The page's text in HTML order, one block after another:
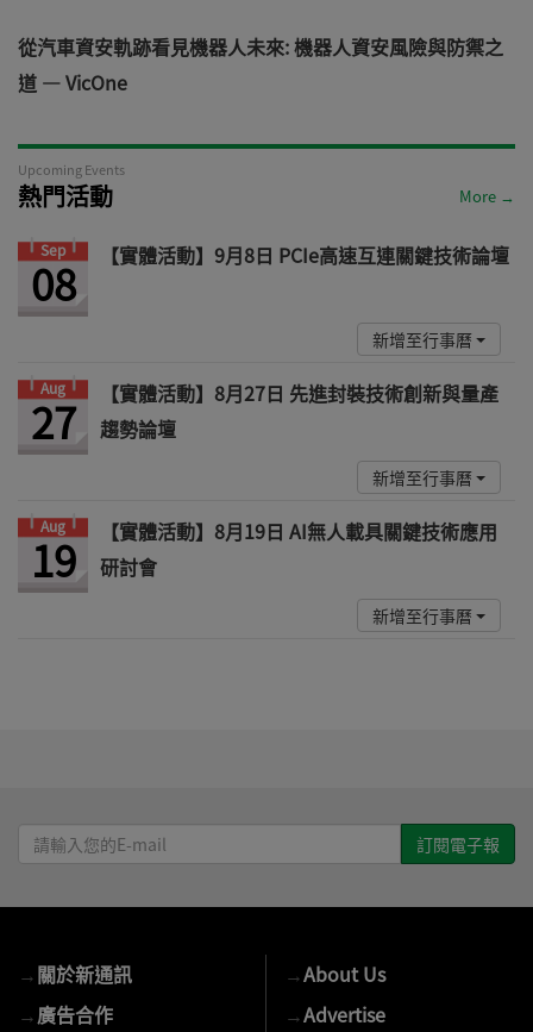
從汽車資安軌跡看見機器人未來: 機器人資安風險與防禦之
道 — VicOne
Upcoming Events
熱門活動 More →
Sep
08 【實體活動】9月8日 PCIe高速互連關鍵技術論壇
新增至行事曆
Aug
27
【實體活動】8月27日 先進封裝技術創新與量產
趨勢論壇
新增至行事曆
Aug
19
【實體活動】8月19日 AI無人載具關鍵技術應用
研討會
新增至行事曆
請
輸
E-
mail
→關於新通訊
→廣告合作
→About Us
→Advertise